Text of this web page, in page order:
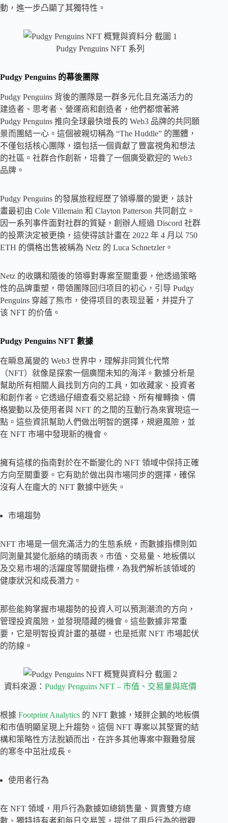
動，進一步凸顯了其獨特性。
Pudgy Penguins NFT 系列
Pudgy Penguins 的幕後團隊
Pudgy Penguins 背後的團隊是一群多元化且充滿活力的
建造者、思考者、營運商和創造者，他們都懷著將
Pudgy Penguins 推向全球最快增長的 Web3 品牌的共同願
景而團結一心。這個被親切稱為 “The Huddle” 的團體，
不僅包括核心團隊，還包括一個貢獻了豐富視角和想法
的社區。社群合作創新，培養了一個廣受歡迎的 Web3
品牌。
Pudgy Penguins 的發展旅程經歷了領導層的變更，該計
畫最初由 Cole Villemain 和 Clayton Patterson 共同創立。
因一系列事件面對社群的質疑，創辦人經過 Discord 社群
的投票決定被更換，這使得該計畫在 2022 年 4 月以 750
ETH 的價格出售被稱為 Netz 的 Luca Schnetzler。
Netz 的收購和隨後的領導對專案至關重要，他透過策略
性的品牌重塑，帶領團隊回归项目的初心，引导 Pudgy
Penguins 穿越了熊市，使得项目的表现显著，并提升了
该 NFT 的价值。
Pudgy Penguins NFT 數據
在瞬息萬變的 Web3 世界中，理解非同質化代幣
（NFT）就像是探索一個廣闊未知的海洋。數據分析是
幫助所有相關人員找到方向的工具，如收藏家、投資者
和創作者。它透過仔細查看交易記錄、所有權轉換、價
格變動以及使用者與 NFT 的之間的互動行為來實現這一
點。這些資訊幫助人們做出明智的選擇，規避風險，並
在 NFT 市場中發現新的機會。
擁有這樣的指南對於在不斷變化的 NFT 領域中保持正確
方向至關重要。它有助於做出與市場同步的選擇，確保
沒有人在龐大的 NFT 數據中迷失。
市場趨勢
NFT 市場是一個充滿活力的生態系統，而數據指標則如
同測量其變化脈絡的晴雨表。市值、交易量、地板價以
及交易市場的活躍度等關鍵指標，為我們解析該領域的
健康狀況和成長潛力。
那些能夠掌握市場趨勢的投資人可以預測潮流的方向，
管理投資風險，並發現隱藏的機會。這些數據非常重
要，它是明智投資計畫的基礎，也是抵禦 NFT 市場起伏
的防線。
資料來源：Pudgy Penguins NFT – 市值、交易量與底價
根據 Footprint Analytics 的 NFT 數據，矮胖企鵝的地板價
和市值明顯呈現上升趨勢。這個 NFT 專案以其堅實的結
構和策略性方法脫穎而出，在許多其他專案中艱難發展
的寒冬中茁壯成長。
使用者行為
在 NFT 領域，用戶行為數據如總銷售量、買賣雙方總
數、獨特持有者和每日交易等，提供了用戶行為的微觀